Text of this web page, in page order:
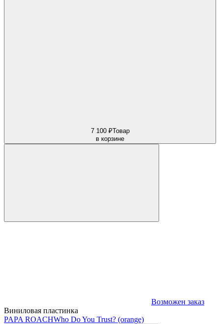
7 100 ₽Товар
в корзине
Возможен заказ
Виниловая пластинка
PAPA ROACHWho Do You Trust? (orange)